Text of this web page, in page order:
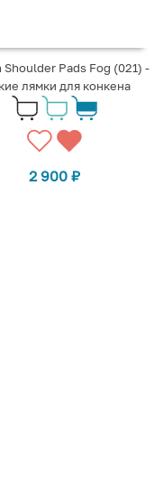
Shoulder Pads Fog (021) -
лямки для конкена
2 900 ₽